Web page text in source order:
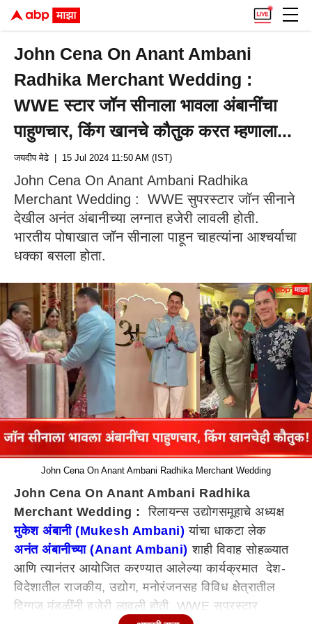
John Cena On Anant Ambani
Radhika Merchant Wedding :
WWE स्टार जॉन सीनाला भावला अंबानींचा
पाहुणचार, किंग खानचे कौतुक करत म्हणाला...
जयदीप मेढे| 15 Jul 2024 11:50 AM (IST)
John Cena On Anant Ambani Radhika
Merchant Wedding : WWE सुपरस्टार जॉन सीनाने
देखील अनंत अंबानीच्या लग्नात हजेरी लावली होती.
भारतीय पोषाखात जॉन सीनाला पाहून चाहत्यांना आश्चर्याचा
धक्का बसला होता.
John Cena On Anant Ambani Radhika Merchant Wedding
John Cena On Anant Ambani Radhika
Merchant Wedding : रिलायन्स उद्योगसमूहाचे अध्यक्ष
मुकेश अंबानी (Mukesh Ambani) यांचा धाकटा लेक
अनंत अंबानीच्या (Anant Ambani) शाही विवाह सोहळ्यात
आणि त्यानंतर आयोजित करण्यात आलेल्या कार्यक्रमात देश-
विदेशातील राजकीय, उद्योग, मनोरंजनसह विविध क्षेत्रातील
दिग्गज मंडळींनी हजेरी लावली होती. WWE सुपरस्टार